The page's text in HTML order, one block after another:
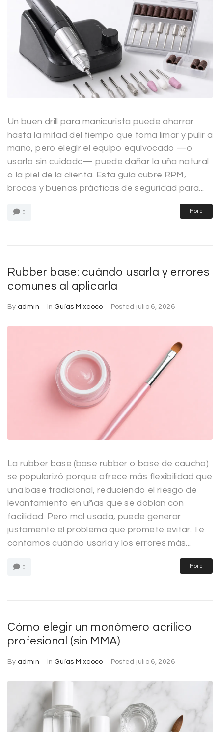
Un buen drill para manicurista puede ahorrar
hasta la mitad del tiempo que toma limar y pulir a
mano, pero elegir el equipo equivocado —o
usarlo sin cuidado— puede dañar la uña natural
o la piel de la clienta. Esta guía cubre RPM,
brocas y buenas prácticas de seguridad para...
0 More
Rubber base: cuándo usarla y errores
comunes al aplicarla
By admin In Guías Mixcoco Posted julio 6, 2026
La rubber base (base rubber o base de caucho)
se popularizó porque ofrece más flexibilidad que
una base tradicional, reduciendo el riesgo de
levantamiento en uñas que se doblan con
facilidad. Pero mal usada, puede generar
justamente el problema que promete evitar. Te
contamos cuándo usarla y los errores más...
0 More
Cómo elegir un monómero acrílico
profesional (sin MMA)
By admin In Guías Mixcoco Posted julio 6, 2026